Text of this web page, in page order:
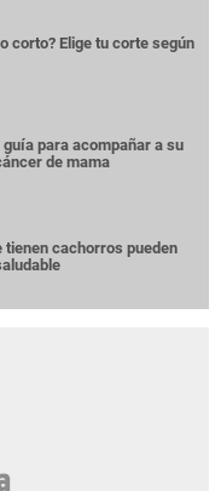
corto? Elige tu corte según
para acompañar a su
de mama
tienen cachorros pueden